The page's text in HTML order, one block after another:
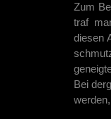
Zum
traf
diesen
Bei